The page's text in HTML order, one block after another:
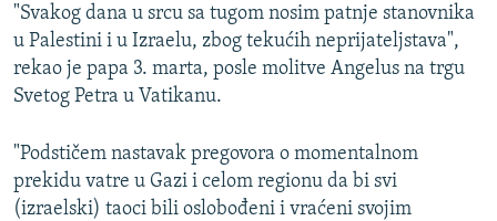
"Svakog dana u srcu sa tugom nosim patnje stanovnika
u Palestini i u Izraelu, zbog tekućih neprijateljstava",
rekao je papa 3. marta, posle molitve Angelus na trgu
Svetog Petra u Vatikanu.
"Podstičem nastavak pregovora o momentalnom
prekidu vatre u Gazi i celom regionu da bi svi
(izraelski) taoci bili oslobođeni i vraćeni svojim